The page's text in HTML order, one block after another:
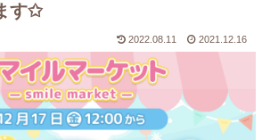
す✩
2022.08.11 2021.12.16